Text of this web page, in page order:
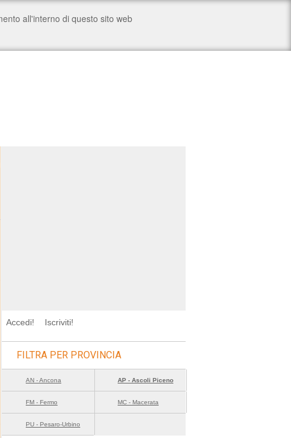
Accedi! Iscriviti!
FILTRA PER PROVINCIA
AN - Ancona AP - Ascoli Piceno
FM - Fermo MC - Macerata
PU - Pesaro-Urbino